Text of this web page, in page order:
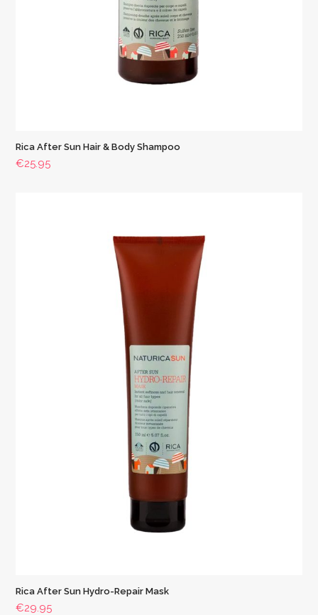
Rica After Sun Hair & Body Shampoo
€25.95
Rica After Sun Hydro-Repair Mask
€29.95